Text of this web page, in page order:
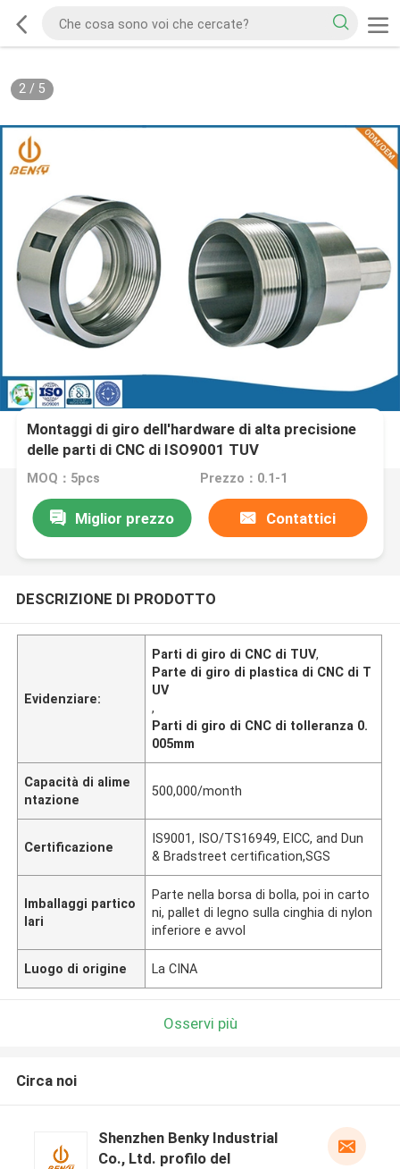
2/ 5
Montaggi di giro dell'hardware di alta precisione
delle parti di CNC di ISO9001 TUV
MOQ：5pcs Prezzo：0.1-1
Miglior prezzo Contattici
DESCRIZIONE DI PRODOTTO
Evidenziare:
Parti di giro di CNC di TUV,
Parte di giro di plastica di CNC di T
UV
,
Parti di giro di CNC di tolleranza 0.
005mm
Capacità di alime
ntazione
500,000/month
Certificazione
IS9001, ISO/TS16949, EICC, and Dun
& Bradstreet certification,SGS
Imballaggi partico
lari
Parte nella borsa di bolla, poi in carto
ni, pallet di legno sulla cinghia di nylon
inferiore e avvol
Luogo di origine La CINA
Osservi più
Circa noi
Shenzhen Benky Industrial
Co., Ltd. profilo del